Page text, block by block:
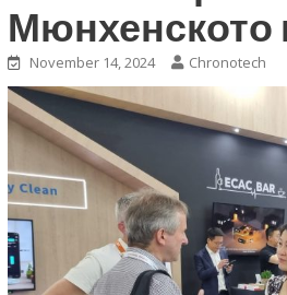
Мюнхенското
November 14, 2024 Chronotech